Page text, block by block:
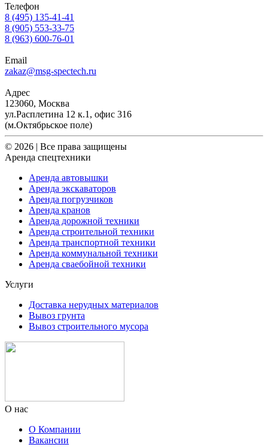
Телефон
8 (495) 135-41-41
8 (905) 553-33-75
8 (963) 600-76-01
Email
zakaz@msg-spectech.ru
Адрес
123060, Москва
ул.Расплетина 12 к.1, офис 316
(м.Октябрьское поле)
© 2026 | Все права защищены
Аренда спецтехники
Аренда автовышки
Аренда экскаваторов
Аренда погрузчиков
Аренда кранов
Аренда дорожной техники
Аренда строительной техники
Аренда транспортной техники
Аренда коммунальной техники
Аренда сваебойной техники
Услуги
Доставка нерудных материалов
Вывоз грунта
Вывоз строительного мусора
О нас
О Компании
Вакансии